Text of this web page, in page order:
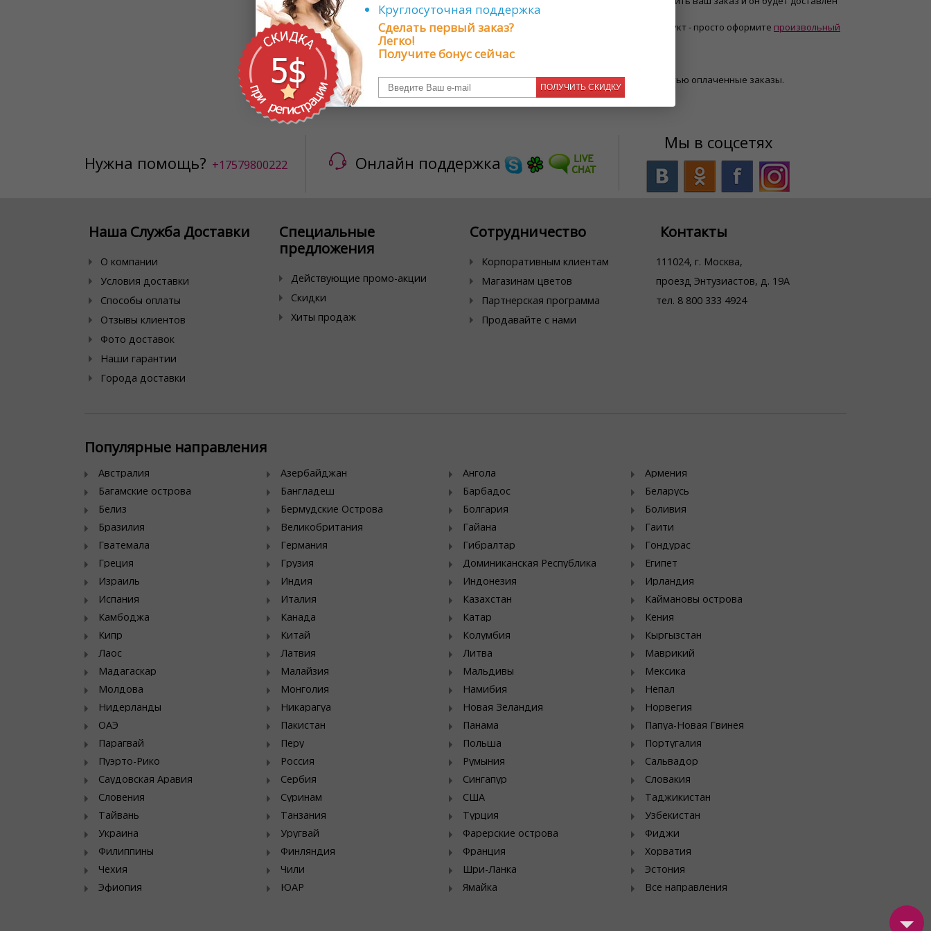
точно в выбранный вами день по указанному вами адресу.
В нашем каталоге довольно большой выбор продуктов, но если вы не нашли нужный продукт - просто оформите произвольный
заказ, укажите в нем все товары, которые хотите заказать с доставкой
Наши менеджеры свяжутся с вами и обсудят все детали.
Оплатить заказ можно онлайн одним из нескольких представленных вариантов.
Пожалуйста, обратите внимание, что к обработке и доставке принимаются только полностью оплаченные заказы.
Дарите близким лучшее!
Нужна помощь? +17579800222 Онлайн поддержка
Мы в соцсетях
Наша Служба Доставки
О компании
Условия доставки
Способы оплаты
Отзывы клиентов
Фото доставок
Наши гарантии
Города доставки
Специальные
предложения
Действующие промо-акции
Скидки
Хиты продаж
Сотрудничество
Корпоративным клиентам
Магазинам цветов
Партнерская программа
Продавайте с нами
Контакты
111024, г. Москва,
проезд Энтузиастов, д. 19А
тел. 8 800 333 4924
Популярные направления
Австралия Азербайджан Ангола
Армения
Багамские острова
Бангладеш Барбадос
Беларусь
Белиз
Бермудские Острова Болгария
Боливия
Бразилия
Великобритания Гайана
Гаити
Гватемала
Германия Гибралтар
Гондурас
Греция
Грузия Доминиканская Республика
Египет
Израиль
Индия Индонезия
Ирландия
Испания
Италия Казахстан
Каймановы острова
Камбоджа
Канада Катар
Кения
Кипр
Китай Колумбия
Кыргызстан
Лаос
Латвия Литва
Маврикий
Мадагаскар
Малайзия Мальдивы
Мексика
Молдова
Монголия Намибия
Непал
Нидерланды
Никарагуа Новая Зеландия
Норвегия
ОАЭ
Пакистан Панама
Папуа-Новая Гвинея
Парагвай
Перу Польша
Португалия
Пуэрто-Рико
Россия Румыния
Сальвадор
Саудовская Аравия
Сербия Сингапур
Словакия
Словения
Суринам США
Таджикистан
Тайвань
Танзания Турция
Узбекистан
Украина
Уругвай Фарерские острова
Фиджи
Филиппины
Финляндия Франция
Хорватия
Чехия
Чили Шри-Ланка
Эстония
Эфиопия
ЮАР Ямайка Все направления
Круглосуточная поддержка
Сделать первый заказ?
Легко!
Получите бонус сейчас
ПОЛУЧИТЬ СКИДКУ